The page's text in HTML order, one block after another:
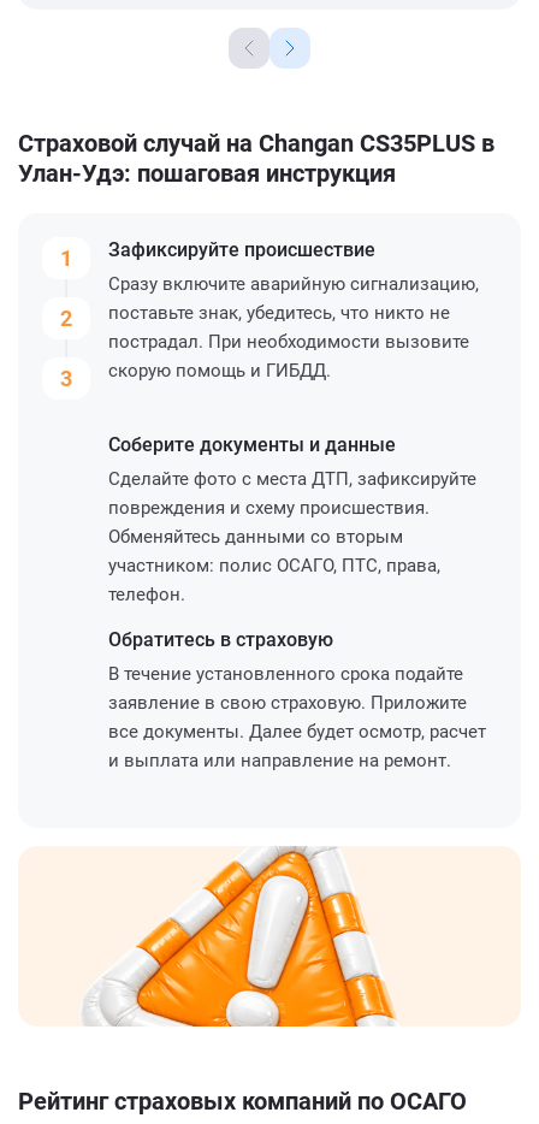
Страховой случай на Changan CS35PLUS в
Улан-Удэ: пошаговая инструкция
1
2
3
Зафиксируйте происшествие
Сразу включите аварийную сигнализацию,
поставьте знак, убедитесь, что никто не
пострадал. При необходимости вызовите
скорую помощь и ГИБДД.
Соберите документы и данные
Сделайте фото с места ДТП, зафиксируйте
повреждения и схему происшествия.
Обменяйтесь данными со вторым
участником: полис ОСАГО, ПТС, права,
телефон.
Обратитесь в страховую
В течение установленного срока подайте
заявление в свою страховую. Приложите
все документы. Далее будет осмотр, расчет
и выплата или направление на ремонт.
Рейтинг страховых компаний по ОСАГО